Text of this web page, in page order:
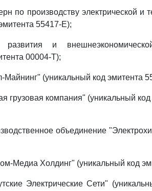
по производству электрической и
55417-E);
и
00004-T);
(уникальный код эмитента
грузовая компания" (уникальный
объединение
Медиа Холдинг" (уникальный код
Электрические Сети"